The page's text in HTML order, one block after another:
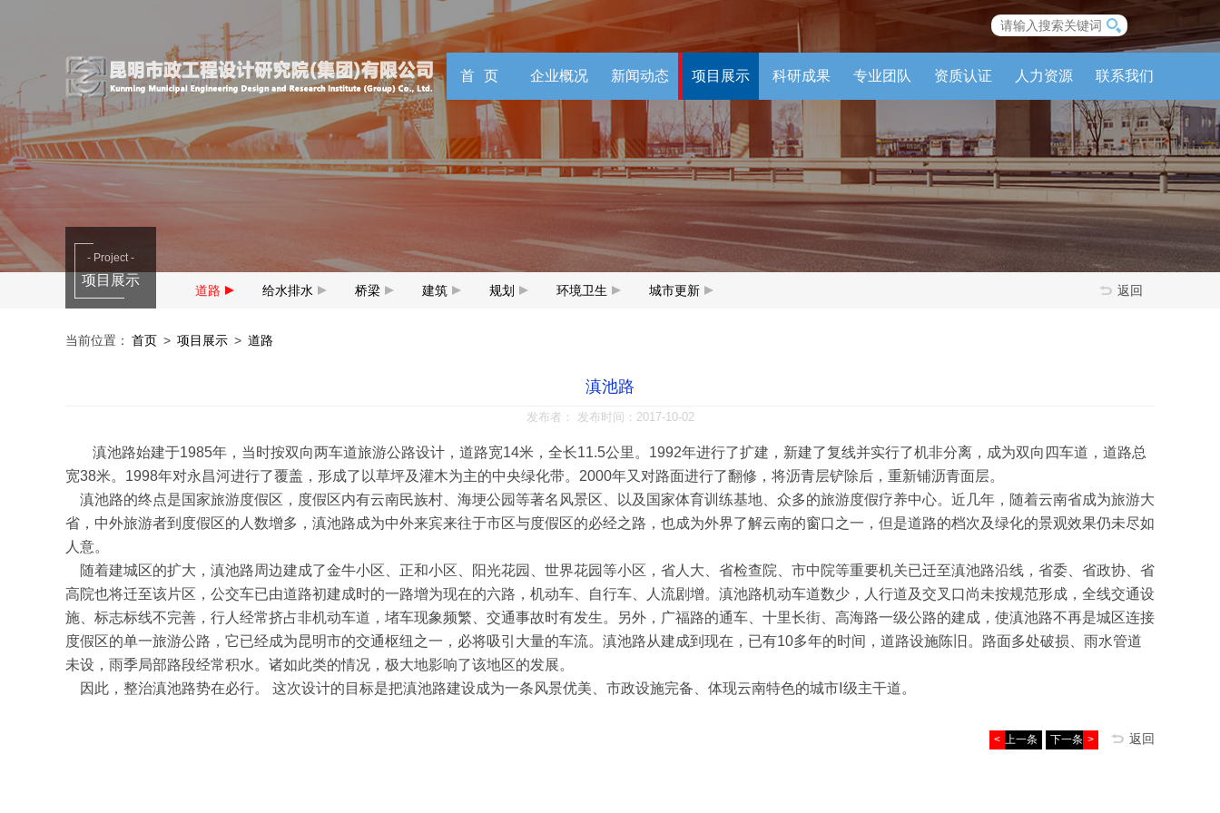
首页 企业概况 新闻动态 项目展示 科研成果 专业团队 资质认证 人力资源 联系我们
- Project -
项目展示
道路 给水排水 桥梁 建筑 规划 环境卫生 城市更新 返回
当前位置： 首页 > 项目展示 > 道路
滇池路
发布者： 发布时间：2017-10-02
滇池路始建于1985年，当时按双向两车道旅游公路设计，道路宽14米，全长11.5公里。1992年进行了扩建，新建了复线并实行了机非分离，成为双向四车道，道路总
宽38米。1998年对永昌河进行了覆盖，形成了以草坪及灌木为主的中央绿化带。2000年又对路面进行了翻修，将沥青层铲除后，重新铺沥青面层。
滇池路的终点是国家旅游度假区，度假区内有云南民族村、海埂公园等著名风景区、以及国家体育训练基地、众多的旅游度假疗养中心。近几年，随着云南省成为旅游大
省，中外旅游者到度假区的人数增多，滇池路成为中外来宾来往于市区与度假区的必经之路，也成为外界了解云南的窗口之一，但是道路的档次及绿化的景观效果仍未尽如
人意。
随着建城区的扩大，滇池路周边建成了金牛小区、正和小区、阳光花园、世界花园等小区，省人大、省检查院、市中院等重要机关已迁至滇池路沿线，省委、省政协、省
高院也将迁至该片区，公交车已由道路初建成时的一路增为现在的六路，机动车、自行车、人流剧增。滇池路机动车道数少，人行道及交叉口尚未按规范形成，全线交通设
施、标志标线不完善，行人经常挤占非机动车道，堵车现象频繁、交通事故时有发生。另外，广福路的通车、十里长街、高海路一级公路的建成，使滇池路不再是城区连接
度假区的单一旅游公路，它已经成为昆明市的交通枢纽之一，必将吸引大量的车流。滇池路从建成到现在，已有10多年的时间，道路设施陈旧。路面多处破损、雨水管道
未设，雨季局部路段经常积水。诸如此类的情况，极大地影响了该地区的发展。
因此，整治滇池路势在必行。 这次设计的目标是把滇池路建设成为一条风景优美、市政设施完备、体现云南特色的城市Ⅰ级主干道。
< 上一条 下一条 > 返回